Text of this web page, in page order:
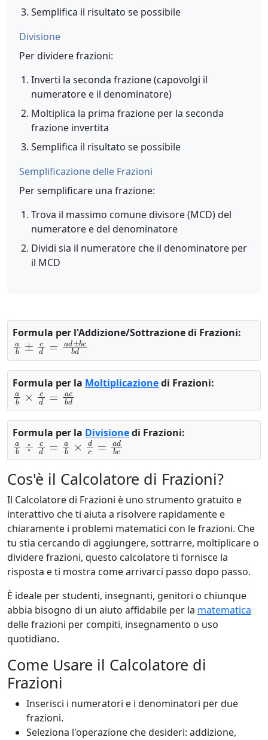
Semplifica il risultato se possibile
Divisione
Per dividere frazioni:
Inverti la seconda frazione (capovolgi il
numeratore e il denominatore)
Moltiplica la prima frazione per la seconda
frazione invertita
Semplifica il risultato se possibile
Semplificazione delle Frazioni
Per semplificare una frazione:
Trova il massimo comune divisore (MCD) del
numeratore e del denominatore
Dividi sia il numeratore che il denominatore per
il MCD
Formula per l'Addizione/Sottrazione di Frazioni:
ab±cd=ad±bcbd
Formula per la Moltiplicazionedi Frazioni:
ab×cd=acbd
Formula per la Divisionedi Frazioni:
ab÷cd=ab× dc=adbc
Cos'è il Calcolatore di Frazioni?
Il Calcolatore di Frazioni è uno strumento gratuito e
interattivo che ti aiuta a risolvere rapidamente e
chiaramente i problemi matematici con le frazioni. Che
tu stia cercando di aggiungere, sottrarre, moltiplicare o
dividere frazioni, questo calcolatore ti fornisce la
risposta e ti mostra come arrivarci passo dopo passo.
È ideale per studenti, insegnanti, genitori o chiunque
abbia bisogno di un aiuto affidabile per la matematica
delle frazioni per compiti, insegnamento o uso
quotidiano.
Come Usare il Calcolatore di
Frazioni
Inserisci i numeratori e i denominatori per due
frazioni.
Seleziona l'operazione che desideri: addizione,